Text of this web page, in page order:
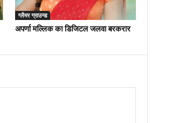
ग्लैमर ग्राउन्ड
अपर्णा मल्लिक का डिजिटल जलवा बरकरार